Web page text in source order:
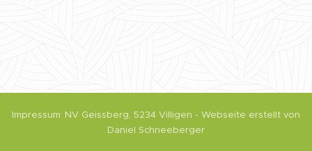
Impressum: NV Geissberg, 5234 Villigen - Webseite erstellt von
Daniel Schneeberger